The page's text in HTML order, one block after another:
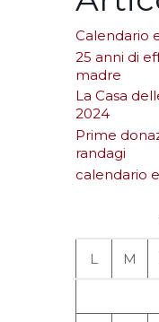
Calendario
25 anni di
madre
La Casa
2024
Prime
randagi
calendario
L M